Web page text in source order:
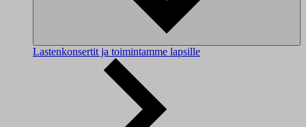
Lastenkonsertit ja toimintamme lapsille